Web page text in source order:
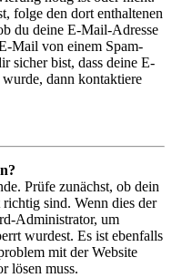
folge den dort enthaltenen
du deine E-Mail-Adresse
Mail von einem Spam-
sicher bist, dass deine E-
dann kontaktiere
Prüfe zunächst, ob dein
sind. Wenn dies der
Administrator, um
wurdest. Es ist ebenfalls
mit der Website
lösen muss.